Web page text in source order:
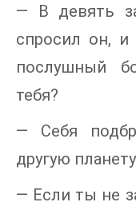
— В девять
спросил он, и
послушный
тебя?
— Себя
другую
— Если ты не